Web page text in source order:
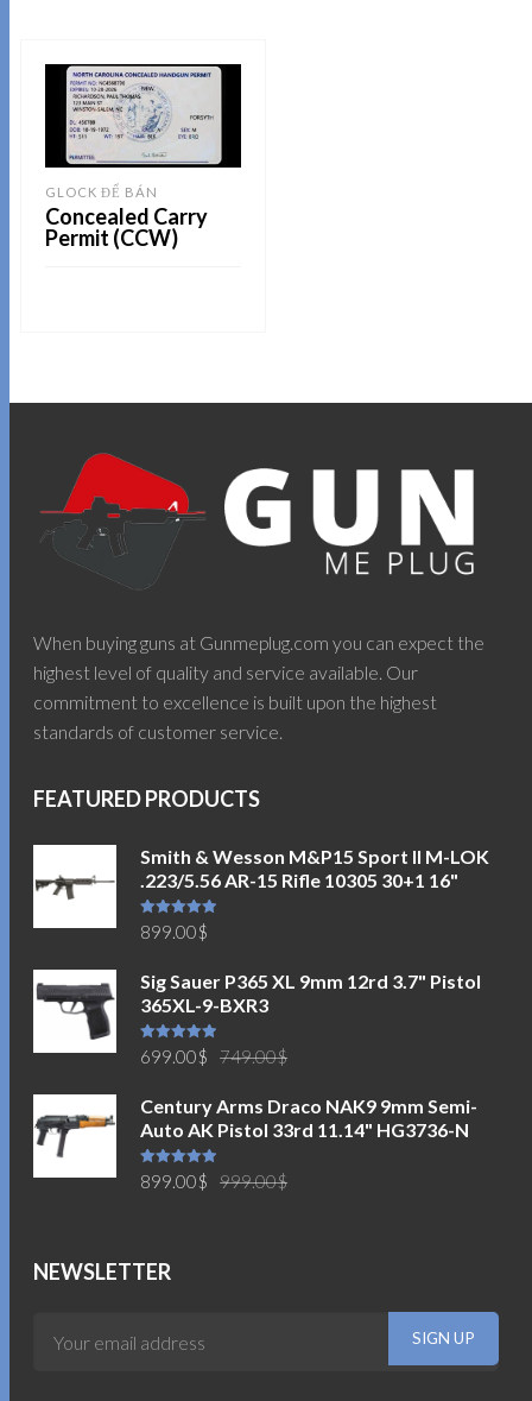
GLOCK ĐỂ BÁN
Concealed Carry
Permit (CCW)
When buying guns at Gunmeplug.com you can expect the
highest level of quality and service available. Our
commitment to excellence is built upon the highest
standards of customer service.
FEATURED PRODUCTS
Smith & Wesson M&P15 Sport II M-LOK
.223/5.56 AR-15 Rifle 10305 30+1 16"
Được xếp
hạng5.005
899.00$
Sig Sauer P365 XL 9mm 12rd 3.7" Pistol
365XL-9-BXR3
Được xếp
hạng5.005
749.00$
là:
749.00$.
699.00$
tại
là:
Century Arms Draco NAK9 9mm Semi-
Auto AK Pistol 33rd 11.14" HG3736-N
Được xếp
hạng5.005
999.00$
899.00$
NEWSLETTER